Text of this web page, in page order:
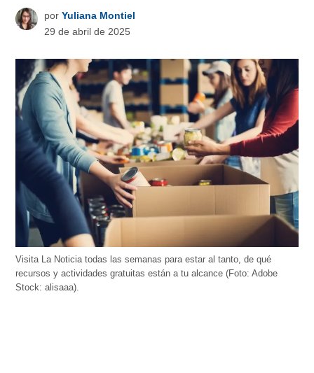
por Yuliana Montiel
29 de abril de 2025
Visita La Noticia todas las semanas para estar al tanto, de qué
recursos y actividades gratuitas están a tu alcance (Foto: Adobe
Stock: alisaaa).